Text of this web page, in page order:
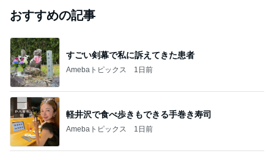
おすすめの記事
すごい剣幕で私に訴えてきた患者
Amebaトピックス 1日前
軽井沢で食べ歩きもできる手巻き寿司
Amebaトピックス 1日前